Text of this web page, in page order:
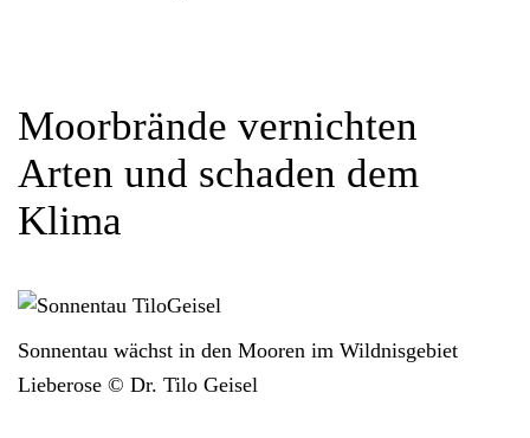
Moorbrände vernichten
Arten und schaden dem
Klima
Sonnentau wächst in den Mooren im Wildnisgebiet
Lieberose © Dr. Tilo Geisel